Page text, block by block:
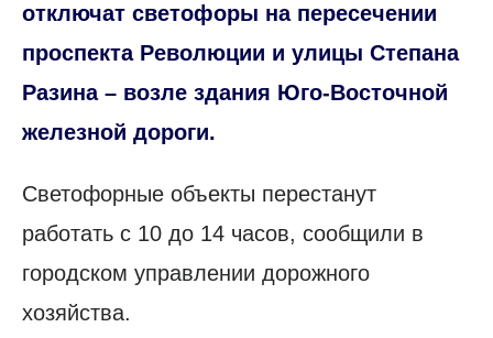
отключат светофоры на пересечении
проспекта Революции и улицы Степана
Разина – возле здания Юго-Восточной
железной дороги.
Светофорные объекты перестанут
работать с 10 до 14 часов, сообщили в
городском управлении дорожного
хозяйства.